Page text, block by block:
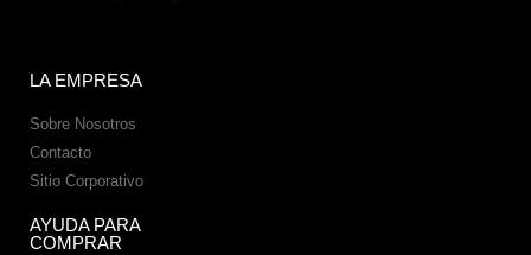
LA EMPRESA
Sobre Nosotros
Contacto
Sitio Corporativo
AYUDA PARA
COMPRAR